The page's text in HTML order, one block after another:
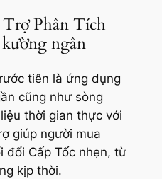
Phân Tích
ngân
tiên là ứng dụng
cũng như sòng
thời gian thực với
giúp người mua
đổi Cấp Tốc nhẹn, từ
kịp thời.